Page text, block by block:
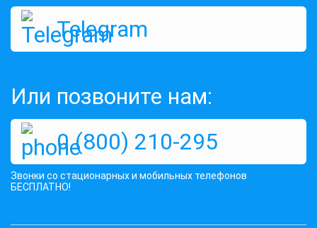
Telegram
Или позвоните нам:
0 (800) 210-295
Звонки со стационарных и мобильных телефонов
БЕСПЛАТНО!